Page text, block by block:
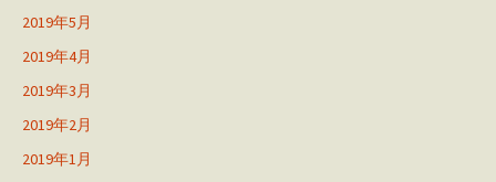
2019年5月
2019年4月
2019年3月
2019年2月
2019年1月